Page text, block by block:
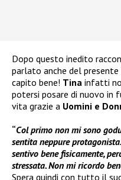
Dopo questo inedito
parlato anche del presente
capito bene! Tina infatti
potersi posare di nuovo in
vita grazie a Uomini e
“Col primo non mi sono
sentita neppure
sentivo bene fisicamente,
stressata. Non mi ricordo
Spera quindi con tutto il